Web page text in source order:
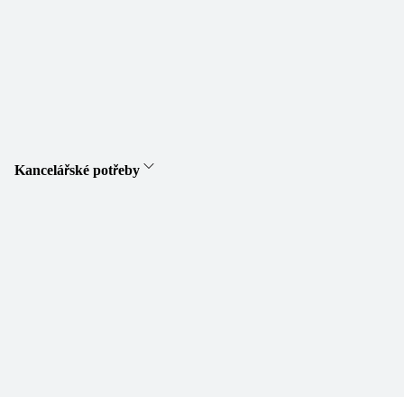
Kancelářské potřeby